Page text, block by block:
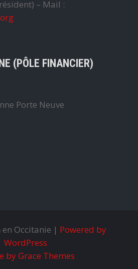
– Mail :
(PÔLE FINANCIER)
Porte Neuve
Occitanie | Powered by
WordPress
by Grace Themes